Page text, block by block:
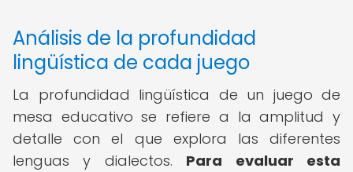
Análisis de la profundidad
lingüística de cada juego
La profundidad lingüística de un juego de
mesa educativo se refiere a la amplitud y
detalle con el que explora las diferentes
lenguas y dialectos. Para evaluar esta